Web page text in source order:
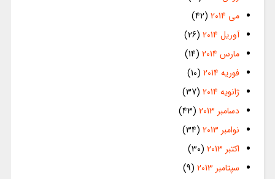
می 2014
(42)
آوریل 2014
(26)
مارس 2014
(14)
فوریه 2014
(10)
ژانویه 2014
(37)
دسامبر 2013
(43)
نوامبر 2013
(34)
اکتبر 2013
(30)
سپتامبر 2013
(9)